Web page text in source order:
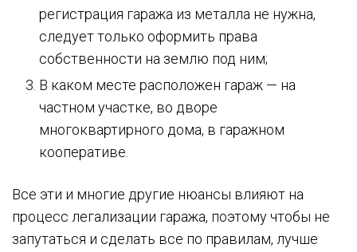
регистрация гаража из металла не нужна,
следует только оформить права
собственности на землю под ним;
В каком месте расположен гараж — на
частном участке, во дворе
многоквартирного дома, в гаражном
кооперативе.
Все эти и многие другие нюансы влияют на
процесс легализации гаража, поэтому чтобы не
запутаться и сделать все по правилам, лучше